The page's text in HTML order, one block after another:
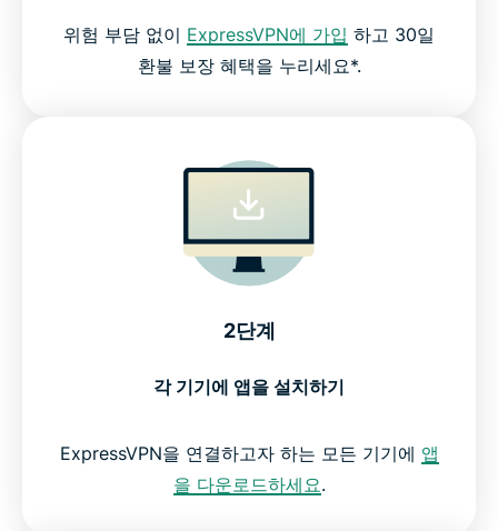
위험 부담 없이 ExpressVPN에 가입 하고 30일
환불 보장 혜택을 누리세요*.
2단계
각 기기에 앱을 설치하기
ExpressVPN을 연결하고자 하는 모든 기기에 앱
을 다운로드하세요.